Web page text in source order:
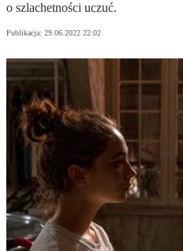
o szlachetności uczuć.
Publikacja: 29.06.2022 22:02